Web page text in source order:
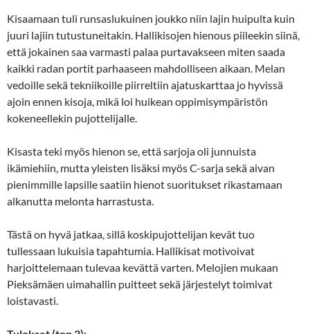
Kisaamaan tuli runsaslukuinen joukko niin lajin huipulta kuin
juuri lajiin tutustuneitakin. Hallikisojen hienous piileekin siinä,
että jokainen saa varmasti palaa purtavakseen miten saada
kaikki radan portit parhaaseen mahdolliseen aikaan. Melan
vedoille sekä tekniikoille piirreltiin ajatuskarttaa jo hyvissä
ajoin ennen kisoja, mikä loi huikean oppimisympäristön
kokeneellekin pujottelijalle.
Kisasta teki myös hienon se, että sarjoja oli junnuista
ikämiehiin, mutta yleisten lisäksi myös C-sarja sekä aivan
pienimmille lapsille saatiin hienot suoritukset rikastamaan
alkanutta melonta harrastusta.
Tästä on hyvä jatkaa, sillä koskipujottelijan kevät tuo
tullessaan lukuisia tapahtumia. Hallikisat motivoivat
harjoittelemaan tulevaa kevättä varten. Melojien mukaan
Pieksämäen uimahallin puitteet sekä järjestelyt toimivat
loistavasti.